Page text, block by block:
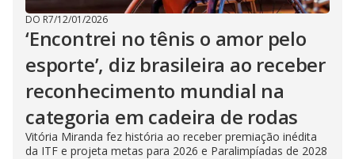
DO R7/12/01/2026
‘Encontrei no tênis o amor pelo
esporte’, diz brasileira ao receber
reconhecimento mundial na
categoria em cadeira de rodas
Vitória Miranda fez história ao receber premiação inédita
da ITF e projeta metas para 2026 e Paralimpíadas de 2028